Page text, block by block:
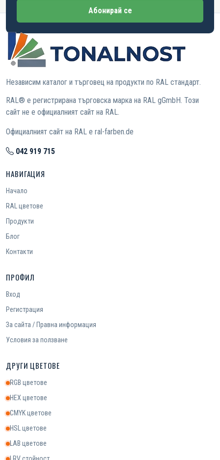
Абонирай се
Независим каталог и търговец на продукти по RAL стандарт.
RAL® е регистрирана търговска марка на RAL gGmbH. Този
сайт не е официалният сайт на RAL.
Официалният сайт на RAL е ral-farben.de
042 919 715
НАВИГАЦИЯ
Начало
RAL цветове
Продукти
Блог
Контакти
ПРОФИЛ
Вход
Регистрация
За сайта / Правна информация
Условия за ползване
ДРУГИ ЦВЕТОВЕ
RGB цветове
HEX цветове
CMYK цветове
HSL цветове
LAB цветове